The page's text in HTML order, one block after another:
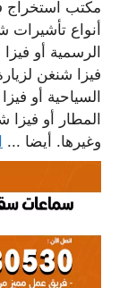
مكتب استخراج
أنواع
الرسمية أو
فيزا شنغن
السياحية أو
المطار أو فيزا
وغيرها. أيضا ...